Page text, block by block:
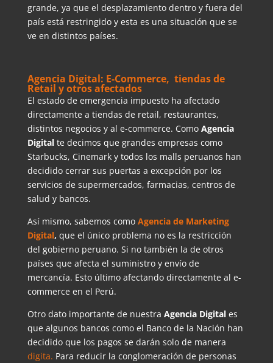
grande, ya que el desplazamiento dentro y fuera del
país está restringido y esta es una situación que se
ve en distintos países.
Agencia Digital: E-Commerce, tiendas de
Retail y otros afectados
El estado de emergencia impuesto ha afectado
directamente a tiendas de retail, restaurantes,
distintos negocios y al e-commerce. Como Agencia
Digital te decimos que grandes empresas como
Starbucks, Cinemark y todos los malls peruanos han
decidido cerrar sus puertas a excepción por los
servicios de supermercados, farmacias, centros de
salud y bancos.
Así mismo, sabemos como Agencia de Marketing
Digital, que el único problema no es la restricción
del gobierno peruano. Si no también la de otros
países que afecta el suministro y envío de
mercancía. Esto último afectando directamente al e-
commerce en el Perú.
Otro dato importante de nuestra Agencia Digital es
que algunos bancos como el Banco de la Nación han
decidido que los pagos se darán solo de manera
digita. Para reducir la conglomeración de personas